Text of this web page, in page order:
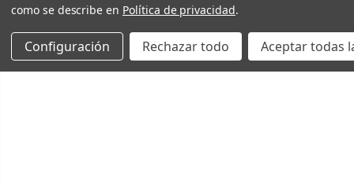
como se describe en Política de privacidad.
Configuración Rechazar todo Aceptar todas